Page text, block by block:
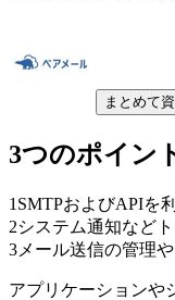
まとめて
3つのポイン
1 SMTPおよびAPIを
2システム通知など
3 メール送信の管理
アプリケーションや